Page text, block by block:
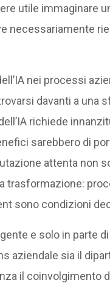
utile immaginare
necessariamente
nei processi
davanti a una
richiede
sarebbero di
attenta non
trasformazione:
sono condizioni
e solo in parte
aziendale sia il
il coinvolgimento